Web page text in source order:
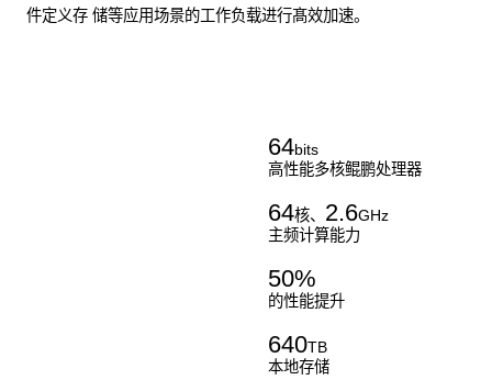
件定义存 储等应用场景的工作负载进行髙效加速。
64bits
高性能多核鲲鹏处理器
64核、 2.6GHz
主频计算能力
50%
的性能提升
640TB
本地存储